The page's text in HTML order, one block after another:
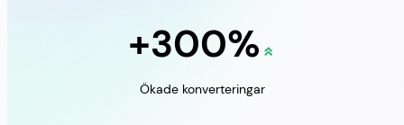
+300%
Ökade konverteringar